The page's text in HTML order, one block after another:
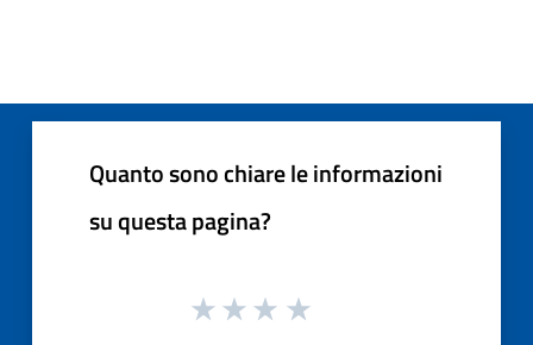
Quanto sono chiare le informazioni
su questa pagina?